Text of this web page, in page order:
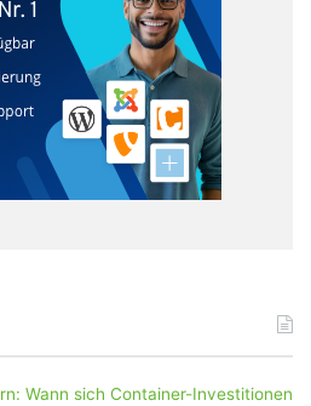
Wann sich Container-Investitionen